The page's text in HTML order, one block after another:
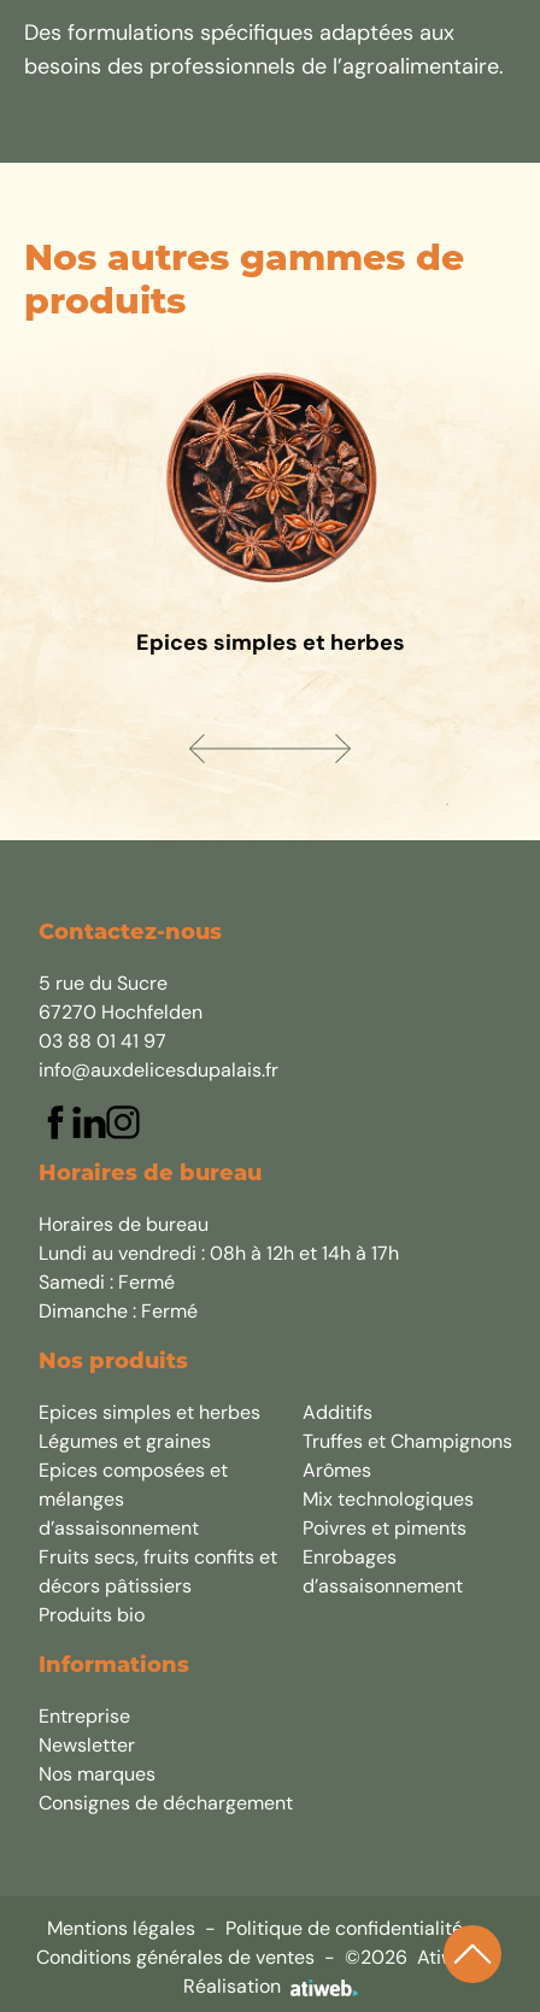
Des formulations spécifiques adaptées aux
besoins des professionnels de l’agroalimentaire.
Nos autres gammes de
produits
Epices simples et herbes
Contactez-nous
5 rue du Sucre
67270 Hochfelden
03 88 01 41 97
info@auxdelicesdupalais.fr
Horaires de bureau
Horaires de bureau
Lundi au vendredi : 08h à 12h et 14h à 17h
Samedi : Fermé
Dimanche : Fermé
Nos produits
Epices simples et herbes
Légumes et graines
Epices composées et
mélanges
d’assaisonnement
Fruits secs, fruits confits et
décors pâtissiers
Produits bio
Additifs
Truffes et Champignons
Arômes
Mix technologiques
Poivres et piments
Enrobages
d’assaisonnement
Informations
Entreprise
Newsletter
Nos marques
Consignes de déchargement
Mentions légales - Politique de confidentialité -
Conditions générales de ventes - ©2026 Atiweb -
Réalisation